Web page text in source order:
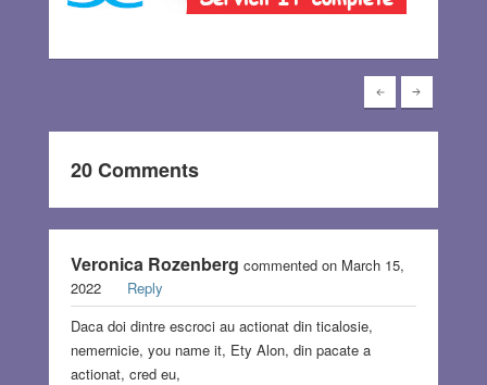
20 Comments
Veronica Rozenberg commented on March 15,
2022
Reply
Daca doi dintre escroci au actionat din ticalosie,
nemernicie, you name it, Ety Alon, din pacate a
actionat, cred eu,